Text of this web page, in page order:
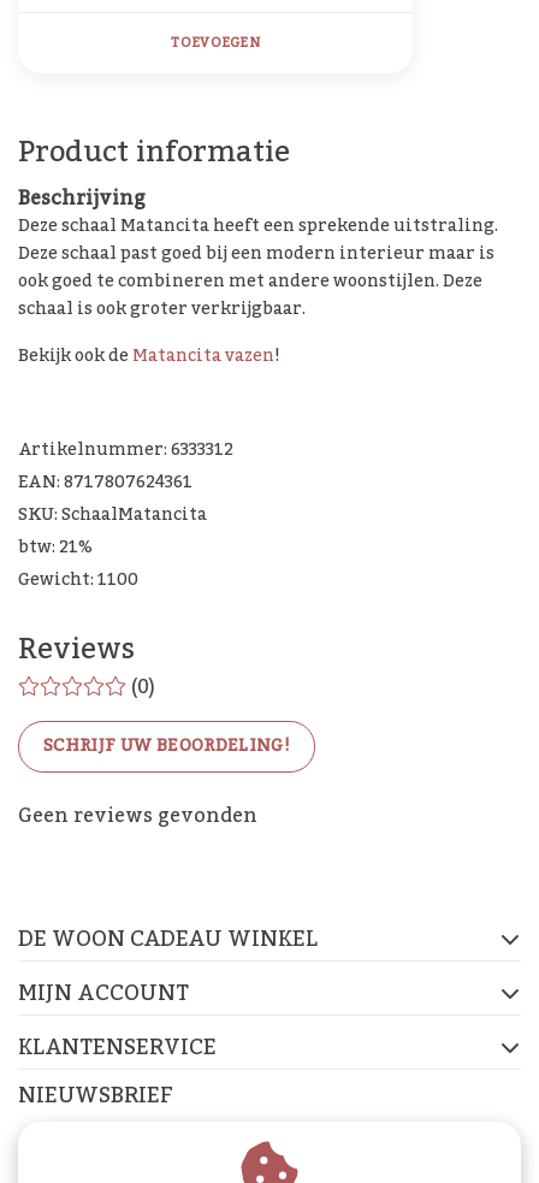
TOEVOEGEN
Product informatie
Beschrijving
Deze schaal Matancita heeft een sprekende uitstraling.
Deze schaal past goed bij een modern interieur maar is
ook goed te combineren met andere woonstijlen. Deze
schaal is ook groter verkrijgbaar.
Bekijk ook deMatancita vazen!
Artikelnummer: 6333312
EAN: 8717807624361
SKU: SchaalMatancita
btw: 21%
Gewicht: 1100
Reviews
(0)
SCHRIJF UW BEOORDELING!
Geen reviews gevonden
De Woon Cadeau Winkel
DE WOON CADEAU WINKEL
MIJN ACCOUNT
KLANTENSERVICE
NIEUWSBRIEF
Abonneer je op onze nieuwsbrief om op de hoogte te